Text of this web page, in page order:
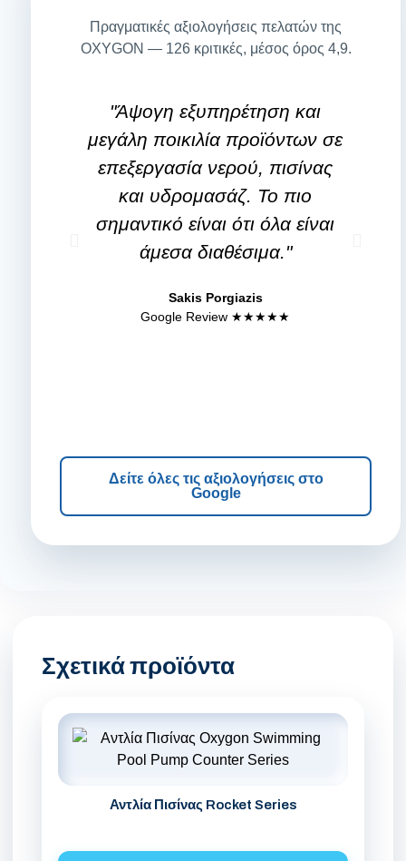
Πραγματικές αξιολογήσεις πελατών της
OXYGON — 126 κριτικές, μέσος όρος 4,9.
"Άψογη εξυπηρέτηση και
μεγάλη ποικιλία προϊόντων σε
επεξεργασία νερού, πισίνας
και υδρομασάζ. Το πιο
σημαντικό είναι ότι όλα είναι
άμεσα διαθέσιμα."
Sakis Porgiazis
Google Review ★★★★★
Δείτε όλες τις αξιολογήσεις στο
Google
Σχετικά προϊόντα
Αντλία Πισίνας Rocket Series